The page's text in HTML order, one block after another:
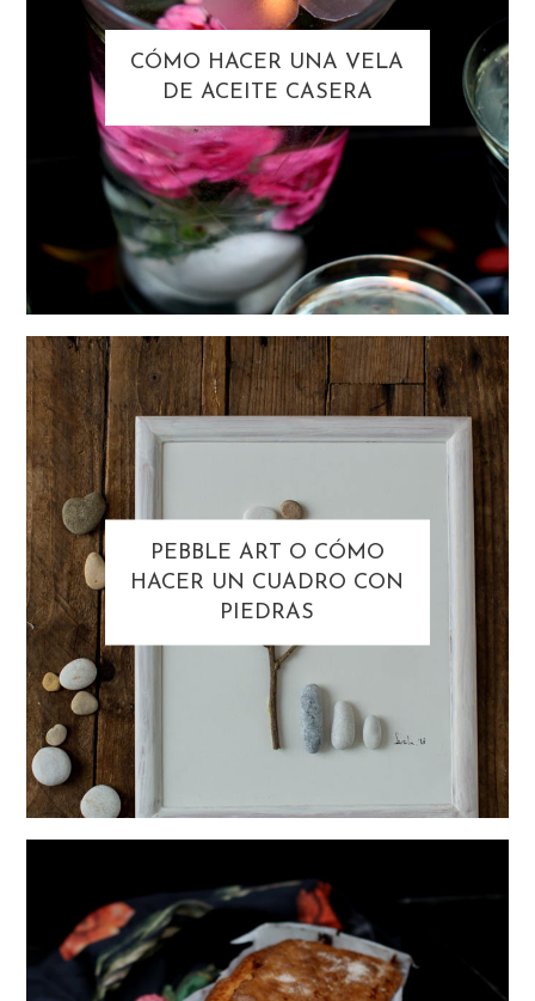
CÓMO HACER UNA VELA
DE ACEITE CASERA
PEBBLE ART O CÓMO
HACER UN CUADRO CON
PIEDRAS